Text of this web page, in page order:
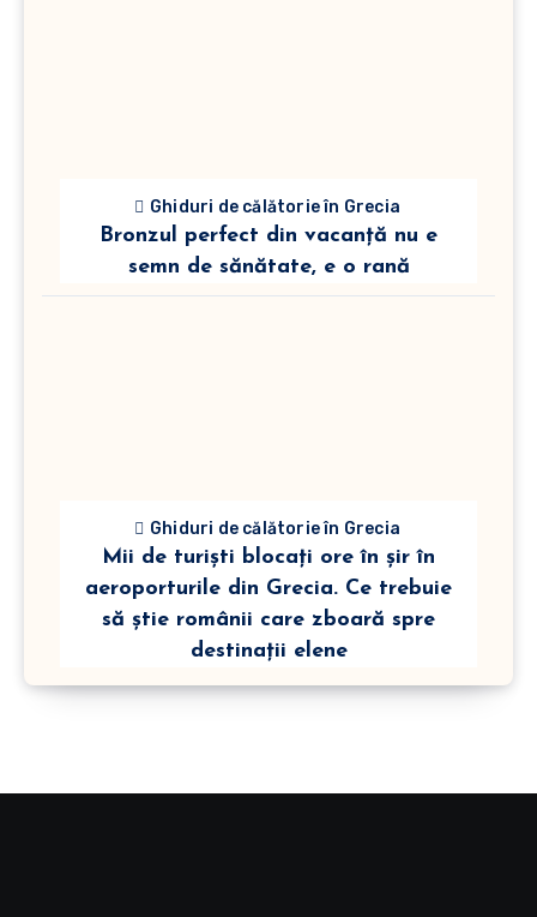
Ghiduri de călătorie în Grecia
Bronzul perfect din vacanță nu e
semn de sănătate, e o rană
Ghiduri de călătorie în Grecia
Mii de turiști blocați ore în șir în
aeroporturile din Grecia. Ce trebuie
să știe românii care zboară spre
destinații elene